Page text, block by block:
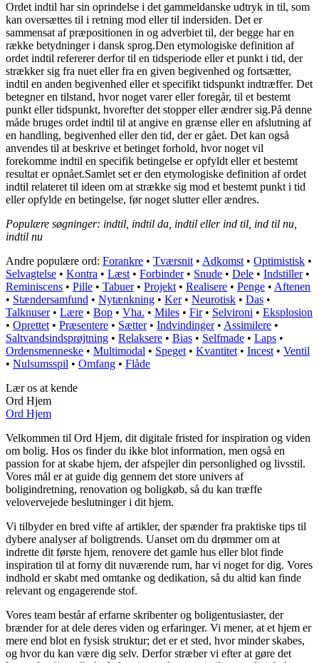
Ordet indtil har sin oprindelse i det gammeldanske udtryk in til, som
kan oversættes til i retning mod eller til indersiden. Det er
sammensat af præpositionen in og adverbiet til, der begge har en
række betydninger i dansk sprog.Den etymologiske definition af
ordet indtil refererer derfor til en tidsperiode eller et punkt i tid, der
strækker sig fra nuet eller fra en given begivenhed og fortsætter,
indtil en anden begivenhed eller et specifikt tidspunkt indtræffer. Det
betegner en tilstand, hvor noget varer eller foregår, til et bestemt
punkt eller tidspunkt, hvorefter det stopper eller ændrer sig.På denne
måde bruges ordet indtil til at angive en grænse eller en afslutning af
en handling, begivenhed eller den tid, der er gået. Det kan også
anvendes til at beskrive et betinget forhold, hvor noget vil
forekomme indtil en specifik betingelse er opfyldt eller et bestemt
resultat er opnået.Samlet set er den etymologiske definition af ordet
indtil relateret til ideen om at strække sig mod et bestemt punkt i tid
eller opfylde en betingelse, før noget slutter eller ændres.
Populære søgninger: indtil, indtil da, indtil eller ind til, ind til nu,
indtil nu
Andre populære ord: Forankre • Tværsnit • Adkomst • Optimistisk •
Selvagtelse • Kontra • Læst • Forbinder• Snude • Dele • Indstiller•
Reminiscens • Pille • Tabuer• Projekt • Realisere • Penge • Aftenen
• Stændersamfund • Nytænkning • Ker• Neurotisk • Das •
Talknuser• Lære • Bop • Vha. • Miles • Fir• Selvironi • Eksplosion
• Oprettet • Præsentere • Sætter• Indvindinger• Assimilere •
Saltvandsindsprøjtning • Relaksere • Bias • Selfmade • Laps •
Ordensmenneske • Multimodal • Speget • Kvantitet • Incest • Ventil
• Nulsumsspil • Omfang • Flåde
Lær os at kende
Ord Hjem
Ord Hjem
Velkommen til Ord Hjem, dit digitale fristed for inspiration og viden
om bolig. Hos os finder du ikke blot information, men også en
passion for at skabe hjem, der afspejler din personlighed og livsstil.
Vores mål er at guide dig gennem det store univers af
boligindretning, renovation og boligkøb, så du kan træffe
velovervejede beslutninger i dit hjem.
Vi tilbyder en bred vifte af artikler, der spænder fra praktiske tips til
dybere analyser af boligtrends. Uanset om du drømmer om at
indrette dit første hjem, renovere det gamle hus eller blot finde
inspiration til at forny dit nuværende rum, har vi noget for dig. Vores
indhold er skabt med omtanke og dedikation, så du altid kan finde
relevant og engagerende stof.
Vores team består af erfarne skribenter og boligentusiaster, der
brænder for at dele deres viden og erfaringer. Vi mener, at et hjem er
mere end blot en fysisk struktur; det er et sted, hvor minder skabes,
og hvor du kan være dig selv. Derfor stræber vi efter at gøre det